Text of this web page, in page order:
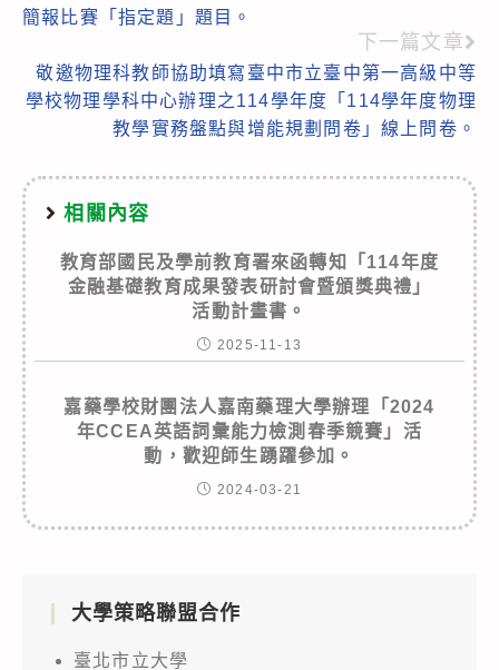
簡報比賽「指定題」題目。
下一篇文章
敬邀物理科教師協助填寫臺中市立臺中第一高級中等
學校物理學科中心辦理之114學年度「114學年度物理
教學實務盤點與增能規劃問卷」線上問卷。
相關內容
教育部國民及學前教育署來函轉知「114年度
金融基礎教育成果發表研討會暨頒獎典禮」
活動計畫書。
2025-11-13
嘉藥學校財團法人嘉南藥理大學辦理「2024
年CCEA英語詞彙能力檢測春季競賽」活
動，歡迎師生踴躍參加。
2024-03-21
大學策略聯盟合作
臺北市立大學